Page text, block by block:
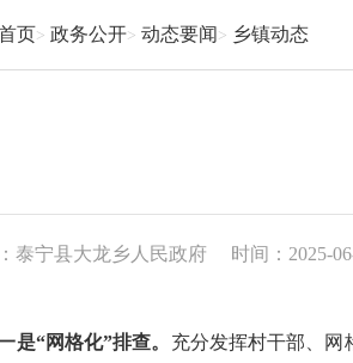
页 政务公开 动态要闻 乡镇动态
泰宁县大龙乡人民政府 时间：2025-
是“网格化”排查。 充分发挥村干部、网